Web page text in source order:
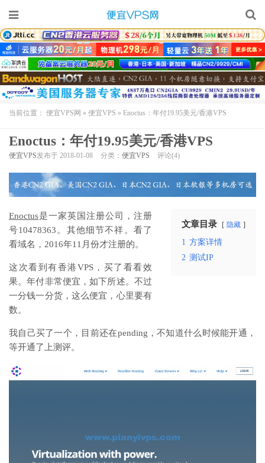
当前位置： 便宜VPS网 » 便宜VPS » Enoctus：年付19.95美元/香港VPS
Enoctus：年付19.95美元/香港VPS
便宜VPS发布于 2018-01-08 分类： 便宜VPS 评论(4)
文章目录 隐藏
1 方案详情
2 测试IP
Enoctus是一家英国注册公司，注册
号10478363。其他细节不祥。看了
看域名，2016年11月份才注册的。
这次看到有香港VPS，买了看看效
果。年付非常便宜，如下所述。不过
一分钱一分货，这么便宜，心里要有
数。
我自己买了一个，目前还在pending，不知道什么时候能开通，
等开通了上测评。